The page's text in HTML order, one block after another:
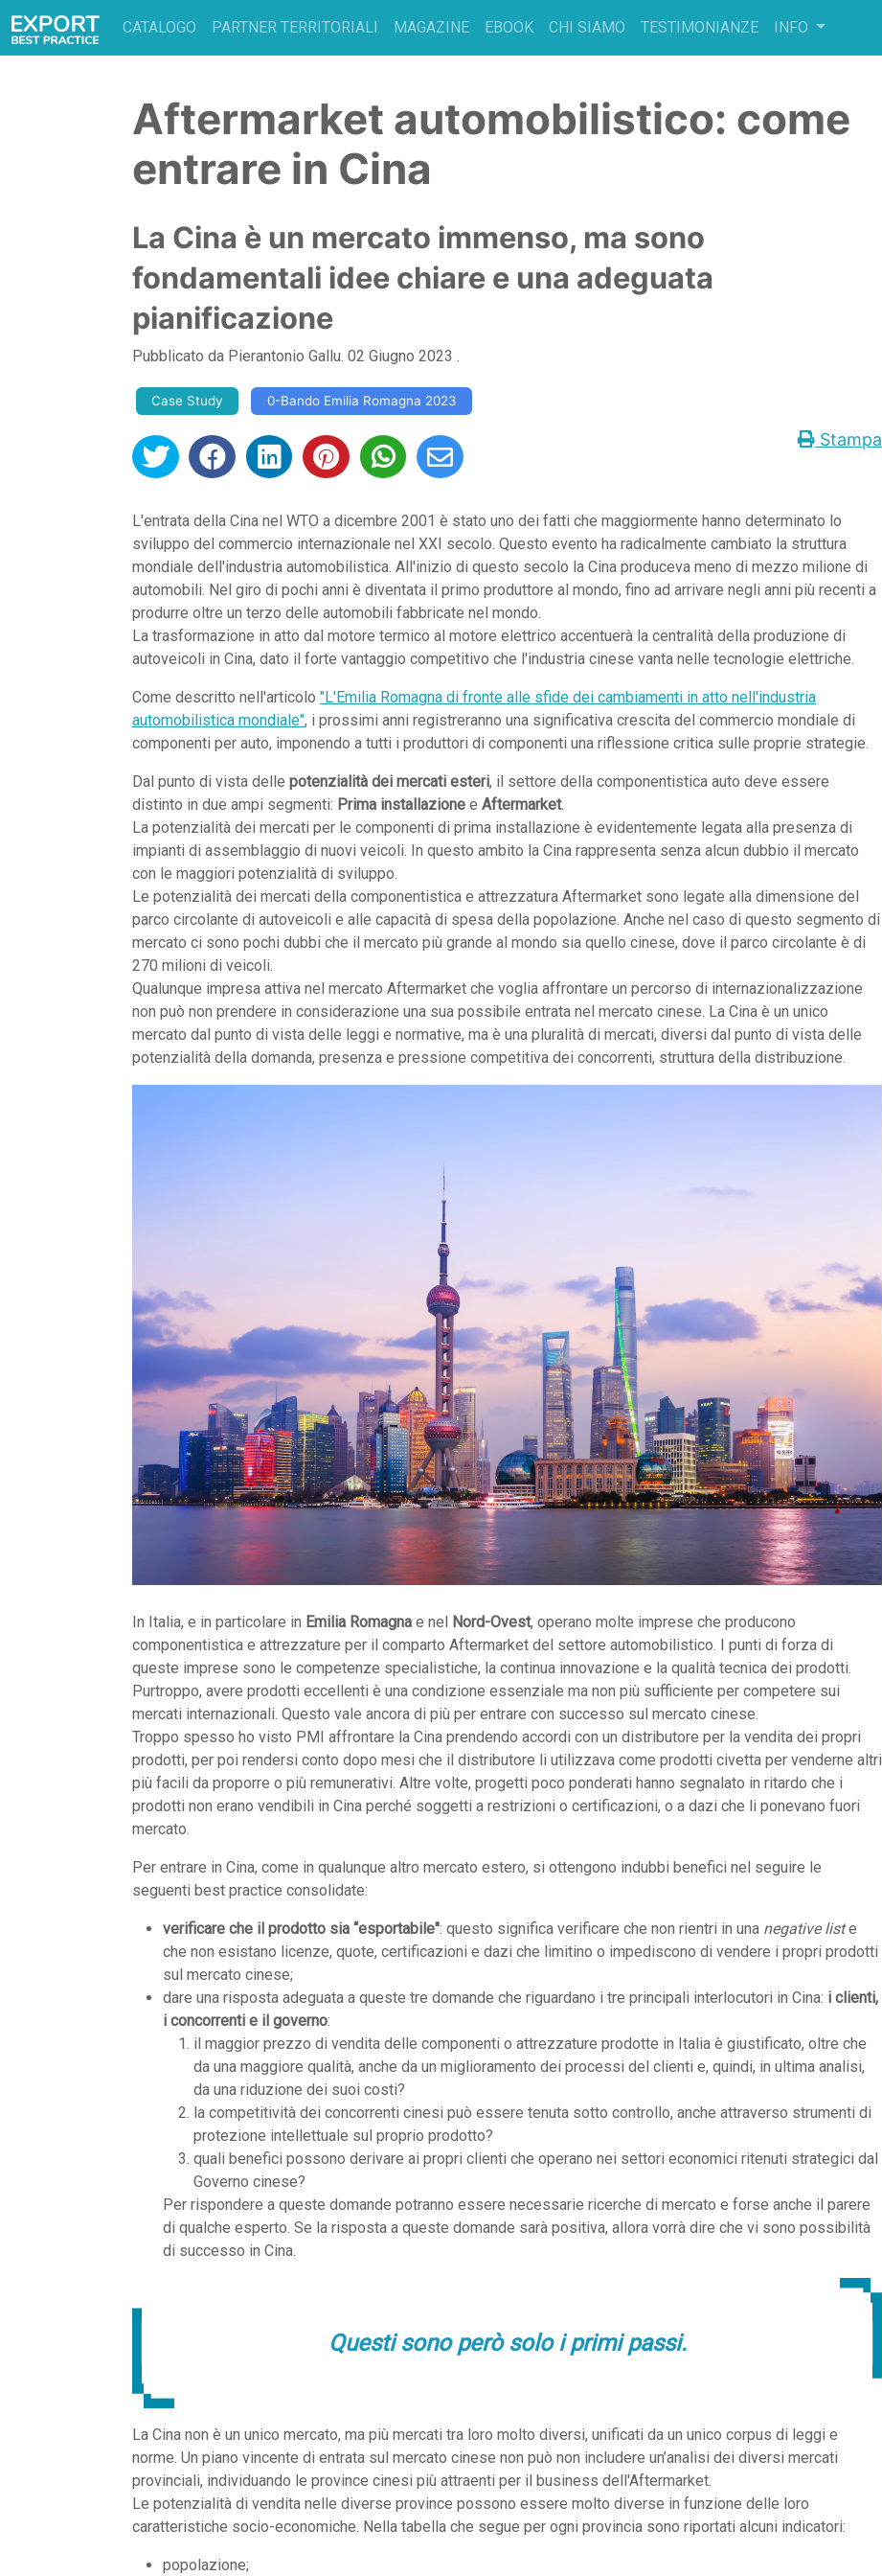
CATALOGO PARTNER TERRITORIALI MAGAZINE EBOOK CHI SIAMO TESTIMONIANZE INFO
Aftermarket automobilistico: come
entrare in Cina
La Cina è un mercato immenso, ma sono
fondamentali idee chiare e una adeguata
pianificazione
Pubblicato da Pierantonio Gallu. 02 Giugno 2023 .
Case Study 0-Bando Emilia Romagna 2023
Stampa
L'entrata della Cina nel WTO a dicembre 2001 è stato uno dei fatti che maggiormente hanno determinato lo
sviluppo del commercio internazionale nel XXI secolo. Questo evento ha radicalmente cambiato la struttura
mondiale dell'industria automobilistica. All'inizio di questo secolo la Cina produceva meno di mezzo milione di
automobili. Nel giro di pochi anni è diventata il primo produttore al mondo, fino ad arrivare negli anni più recenti a
produrre oltre un terzo delle automobili fabbricate nel mondo.
La trasformazione in atto dal motore termico al motore elettrico accentuerà la centralità della produzione di
autoveicoli in Cina, dato il forte vantaggio competitivo che l'industria cinese vanta nelle tecnologie elettriche.
Come descritto nell'articolo "L'Emilia Romagna di fronte alle sfide dei cambiamenti in atto nell'industria
automobilistica mondiale", i prossimi anni registreranno una significativa crescita del commercio mondiale di
componenti per auto, imponendo a tutti i produttori di componenti una riflessione critica sulle proprie strategie.
Dal punto di vista delle potenzialità dei mercati esteri, il settore della componentistica auto deve essere
distinto in due ampi segmenti: Prima installazione e Aftermarket.
La potenzialità dei mercati per le componenti di prima installazione è evidentemente legata alla presenza di
impianti di assemblaggio di nuovi veicoli. In questo ambito la Cina rappresenta senza alcun dubbio il mercato
con le maggiori potenzialità di sviluppo.
Le potenzialità dei mercati della componentistica e attrezzatura Aftermarket sono legate alla dimensione del
parco circolante di autoveicoli e alle capacità di spesa della popolazione. Anche nel caso di questo segmento di
mercato ci sono pochi dubbi che il mercato più grande al mondo sia quello cinese, dove il parco circolante è di
270 milioni di veicoli.
Qualunque impresa attiva nel mercato Aftermarket che voglia affrontare un percorso di internazionalizzazione
non può non prendere in considerazione una sua possibile entrata nel mercato cinese. La Cina è un unico
mercato dal punto di vista delle leggi e normative, ma è una pluralità di mercati, diversi dal punto di vista delle
potenzialità della domanda, presenza e pressione competitiva dei concorrenti, struttura della distribuzione.
In Italia, e in particolare in Emilia Romagna e nel Nord-Ovest, operano molte imprese che producono
componentistica e attrezzature per il comparto Aftermarket del settore automobilistico. I punti di forza di
queste imprese sono le competenze specialistiche, la continua innovazione e la qualità tecnica dei prodotti.
Purtroppo, avere prodotti eccellenti è una condizione essenziale ma non più sufficiente per competere sui
mercati internazionali. Questo vale ancora di più per entrare con successo sul mercato cinese.
Troppo spesso ho visto PMI affrontare la Cina prendendo accordi con un distributore per la vendita dei propri
prodotti, per poi rendersi conto dopo mesi che il distributore li utilizzava come prodotti civetta per venderne altri
più facili da proporre o più remunerativi. Altre volte, progetti poco ponderati hanno segnalato in ritardo che i
prodotti non erano vendibili in Cina perché soggetti a restrizioni o certificazioni, o a dazi che li ponevano fuori
mercato.
Per entrare in Cina, come in qualunque altro mercato estero, si ottengono indubbi benefici nel seguire le
seguenti best practice consolidate:
verificare che il prodotto sia “esportabile": questo significa verificare che non rientri in una negative liste
che non esistano licenze, quote, certificazioni e dazi che limitino o impediscono di vendere i propri prodotti
sul mercato cinese;
dare una risposta adeguata a queste tre domande che riguardano i tre principali interlocutori in Cina: i clienti,
i concorrenti e il governo:
il maggior prezzo di vendita delle componenti o attrezzature prodotte in Italia è giustificato, oltre che
da una maggiore qualità, anche da un miglioramento dei processi del clienti e, quindi, in ultima analisi,
da una riduzione dei suoi costi?
la competitività dei concorrenti cinesi può essere tenuta sotto controllo, anche attraverso strumenti di
protezione intellettuale sul proprio prodotto?
quali benefici possono derivare ai propri clienti che operano nei settori economici ritenuti strategici dal
Governo cinese?
Per rispondere a queste domande potranno essere necessarie ricerche di mercato e forse anche il parere
di qualche esperto. Se la risposta a queste domande sarà positiva, allora vorrà dire che vi sono possibilità
di successo in Cina.
Questi sono però solo i primi passi.
La Cina non è un unico mercato, ma più mercati tra loro molto diversi, unificati da un unico corpus di leggi e
norme. Un piano vincente di entrata sul mercato cinese non può non includere un’analisi dei diversi mercati
provinciali, individuando le province cinesi più attraenti per il business dell'Aftermarket.
Le potenzialità di vendita nelle diverse province possono essere molto diverse in funzione delle loro
caratteristiche socio-economiche. Nella tabella che segue per ogni provincia sono riportati alcuni indicatori:
popolazione;